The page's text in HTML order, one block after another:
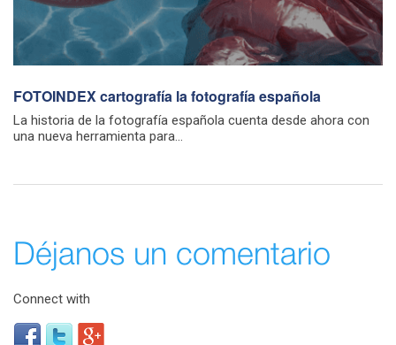
FOTOINDEX cartografía la fotografía española
La historia de la fotografía española cuenta desde ahora con
una nueva herramienta para...
Déjanos un comentario
Connect with